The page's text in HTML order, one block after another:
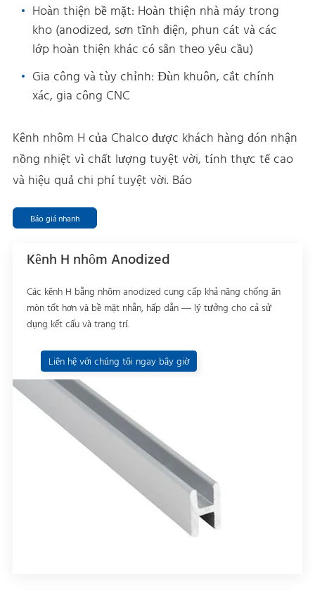
Hoàn thiện bề mặt: Hoàn thiện nhà máy trong
kho (anodized, sơn tĩnh điện, phun cát và các
lớp hoàn thiện khác có sẵn theo yêu cầu)
Gia công và tùy chỉnh: Đùn khuôn, cắt chính
xác, gia công CNC
Kênh nhôm H của Chalco được khách hàng đón nhận
nồng nhiệt vì chất lượng tuyệt vời, tính thực tế cao
và hiệu quả chi phí tuyệt vời. Báo
Báo giá nhanh
Kênh H nhôm Anodized
Các kênh H bằng nhôm anodized cung cấp khả năng chống ăn
mòn tốt hơn và bề mặt nhẵn, hấp dẫn — lý tưởng cho cả sử
dụng kết cấu và trang trí.
Liên hệ với chúng tôi ngay bây giờ